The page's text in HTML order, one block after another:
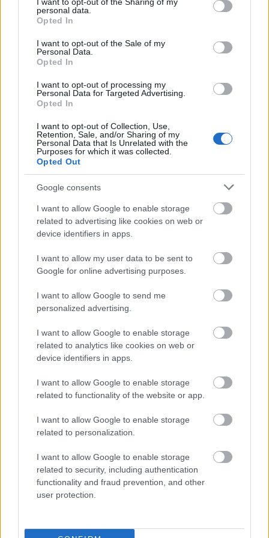
grant or deny consent to Google and its third-party tags to
use your data for below specified purposes in below Google
consent section.
personal data.
Opted In
I want to opt-out of the Sale of my
Personal Data.
Opted In
I want to opt-out of processing my
Personal Data for Targeted Advertising.
Opted In
I want to opt-out of Collection, Use,
Retention, Sale, and/or Sharing of my
Personal Data that Is Unrelated with the
Purposes for which it was collected.
Opted Out
Google consents
I want to allow Google to enable storage
related to advertising like cookies on web or
device identifiers in apps.
I want to allow my user data to be sent to
Google for online advertising purposes.
I want to allow Google to send me
personalized advertising.
I want to allow Google to enable storage
related to analytics like cookies on web or
device identifiers in apps.
I want to allow Google to enable storage
related to functionality of the website or app.
I want to allow Google to enable storage
related to personalization.
I want to allow Google to enable storage
related to security, including authentication
functionality and fraud prevention, and other
user protection.
Event 5: 18. januar, Engadin La Diagonela
Event 6: 26. januar, Marcialonga (Grand Classic)
Event 8: 15. februar, Grönklitt Criterium 61
Event 9: 16. februar Grönklitt ITT
Event 11: 15. mars, Birkebeinerrennet (Grand
Classic)
Event 12: 22. mars, Marcialonga Bodø
Event 13: 29. mars, Reistadløpet
Event 14: 30. mars, Grand Finale Summit 2 Senja
Se også:Rekordmange kvinnelige Pro Team-
Mer om Ski Classics og løpende oppdateringer
tilgang til alt innhold på strømmeplattformen SC
Play, inkludert direktesendinger av Ski Classics
Challengers med engelsk kommentering.
alt eksklusivtmedlemsinnholdpå alle de fem
nyhetsportalene: Langd.se i Sverige,
Maastohiihto.com i Finland og Proxcskiing.com
på engelsk, og nå også Bezky.net i Tsjekkia.
Våre medlemmer får dessuten mange eksklusive